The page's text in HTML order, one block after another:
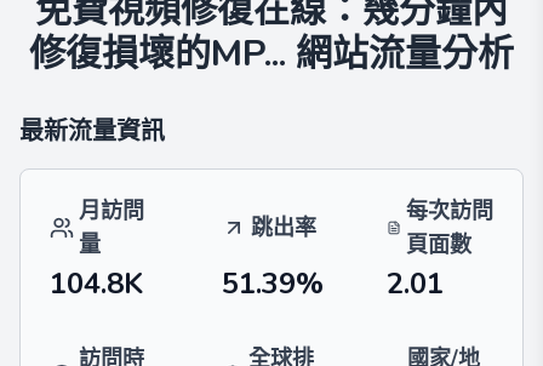
免費視頻修復在線：幾分鐘內
修復損壞的MP... 網站流量分析
最新流量資訊
月訪問
量
跳出率
每次訪問
頁面數
104.8K 51.39% 2.01
訪問時
全球排
國家/地